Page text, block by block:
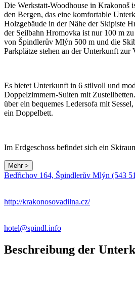
Die Werkstatt-Woodhouse in Krakonoš
den Bergen, das eine komfortable
Holzgebäude in der Nähe der Skipiste
der Seilbahn Hromovka ist nur 100 m
von Špindlerův Mlýn 500 m und die
Parkplätze stehen an der Unterkunft zur
Es bietet Unterkunft in 6 stilvoll und
Doppelzimmern-Suiten mit
über ein bequemes Ledersofa mit
ein Doppelbett.
Im Erdgeschoss befindet sich ein
Mehr >
Bedřichov 164, Špindlerův Mlýn (543
http://krakonosovadilna.cz/
hotel@spindl.info
Beschreibung der